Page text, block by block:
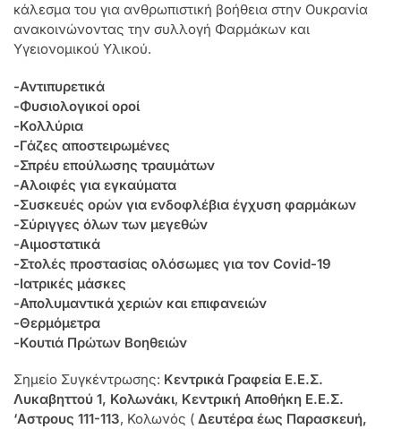
κάλεσμα του για ανθρωπιστική βοήθεια στην Ουκρανία
ανακοινώνοντας την συλλογή Φαρμάκων και
Υγειονομικού Υλικού.
-Αντιπυρετικά
-Φυσιολογικοί οροί
-Κολλύρια
-Γάζες αποστειρωμένες
-Σπρέυ επούλωσης τραυμάτων
-Αλοιφές για εγκαύματα
-Συσκευές ορών για ενδοφλέβια έγχυση φαρμάκων
-Σύριγγες όλων των μεγεθών
-Αιμοστατικά
-Στολές προστασίας ολόσωμες για τον Covid-19
-Ιατρικές μάσκες
-Απολυμαντικά χεριών και επιφανειών
-Θερμόμετρα
-Κουτιά Πρώτων Βοηθειών
Σημείο Συγκέντρωσης: Κεντρικά Γραφεία Ε.Ε.Σ.
Λυκαβηττού 1, Κολωνάκι, Κεντρική Αποθήκη Ε.Ε.Σ.
‘Aστρους 111-113, Κολωνός ( Δευτέρα έως Παρασκευή,